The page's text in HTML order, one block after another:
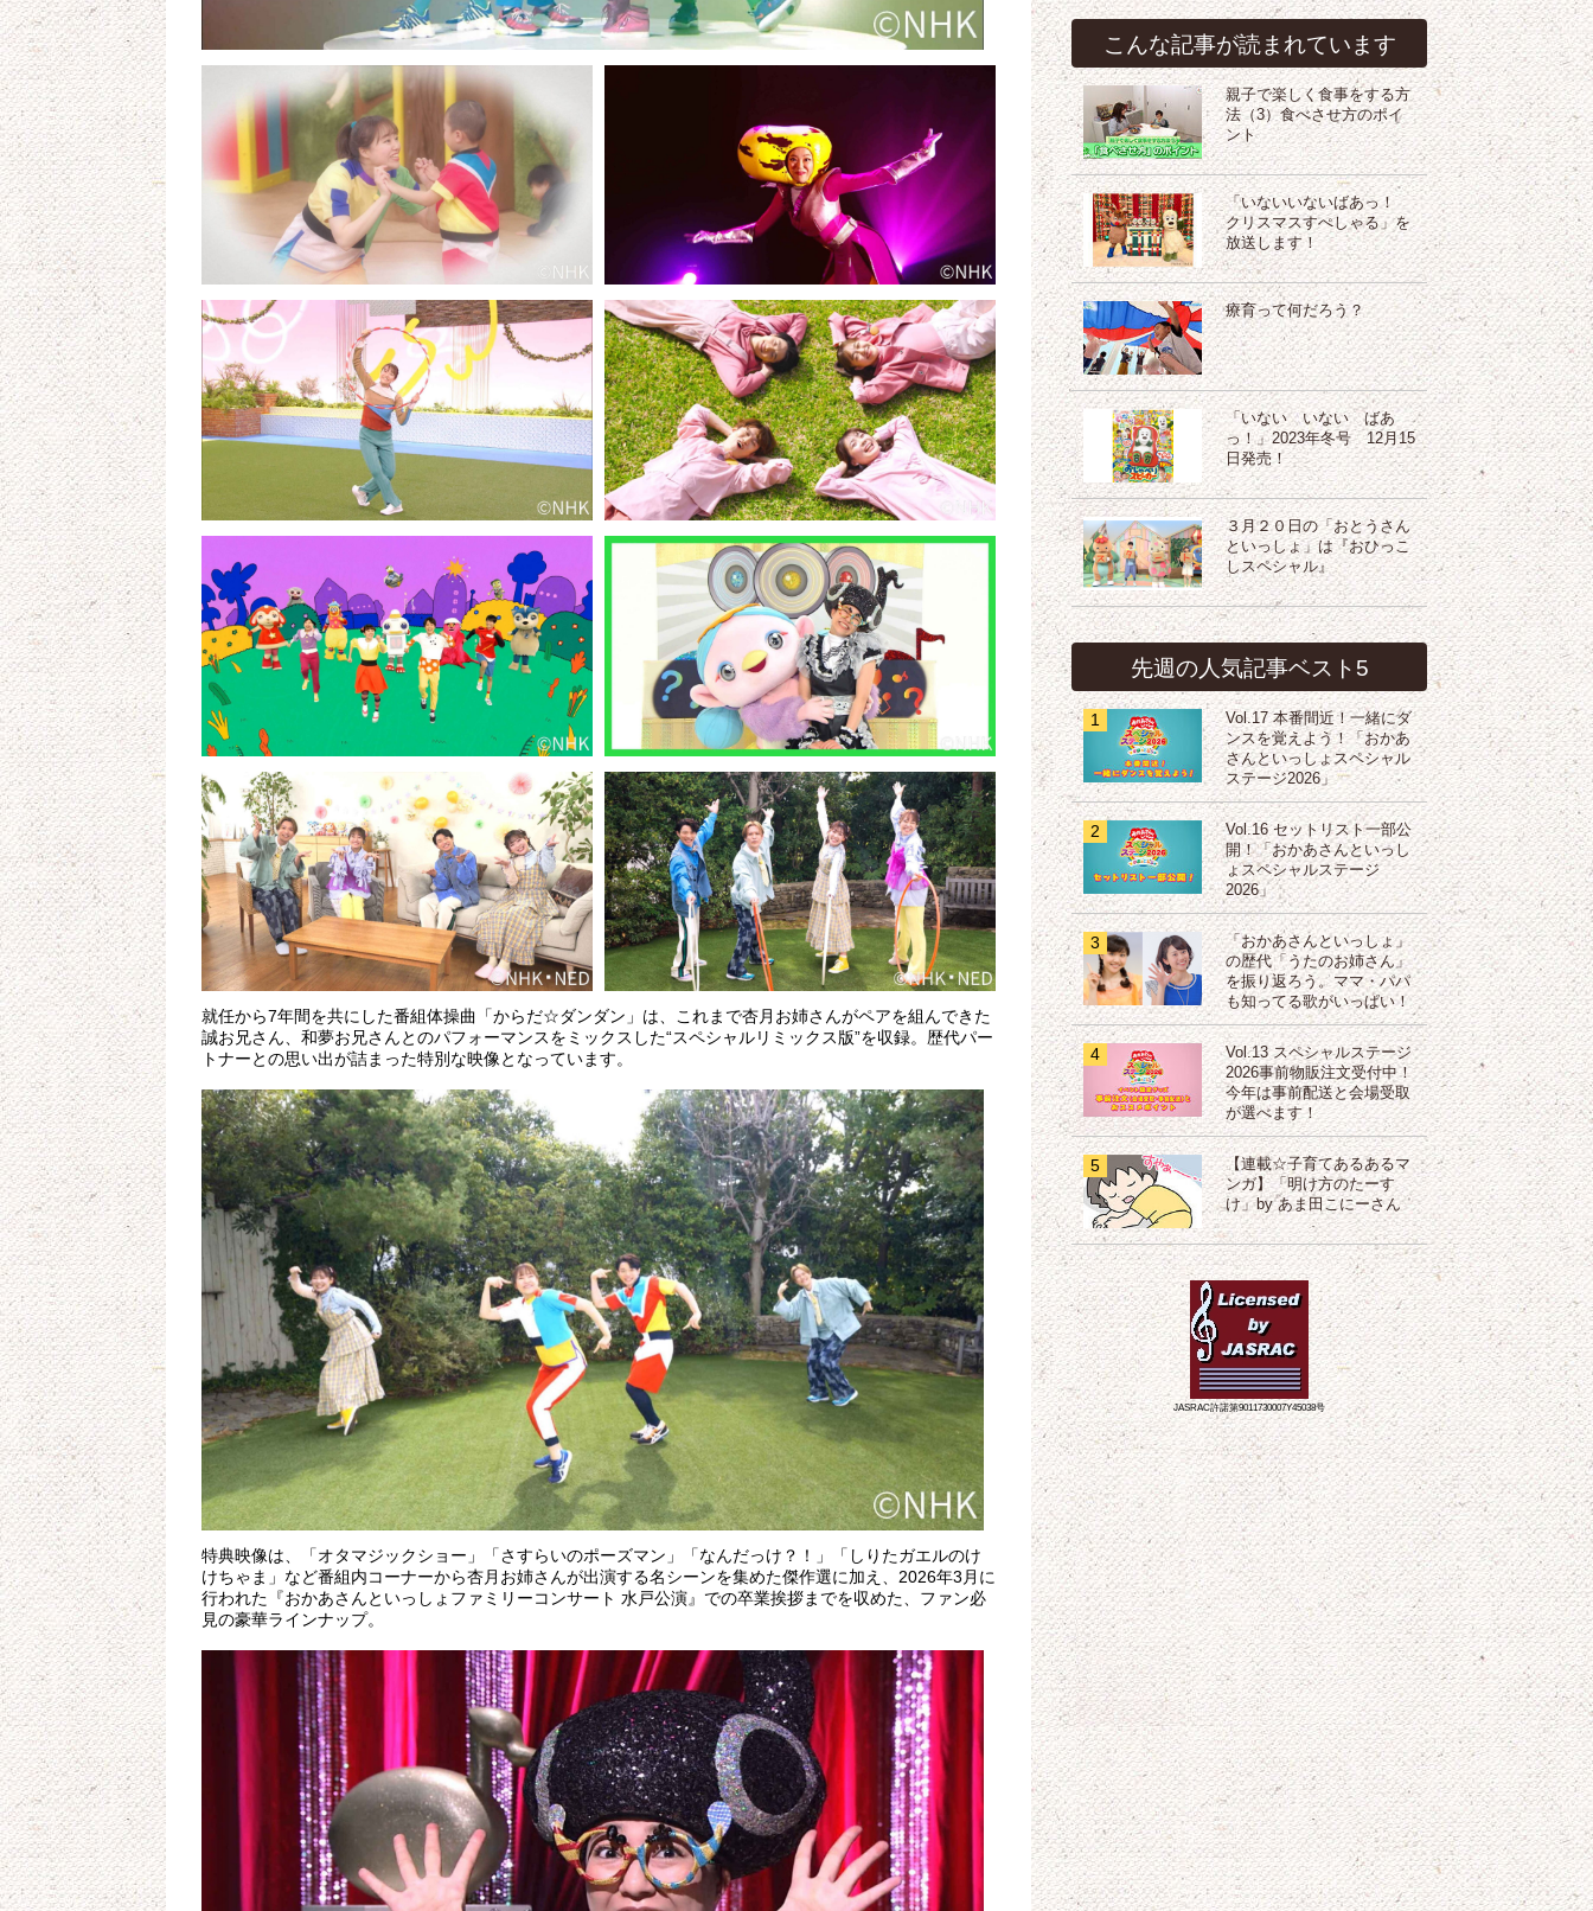
就任から7年間を共にした番組体操曲「からだ☆ダンダン」は、これまで杏月お姉さんがペアを組んできた
誠お兄さん、和夢お兄さんとのパフォーマンスをミックスした“スペシャルリミックス版”を収録。歴代パー
トナーとの思い出が詰まった特別な映像となっています。
特典映像は、「オタマジックショー」「さすらいのポーズマン」「なんだっけ？！」「しりたガエルのけ
けちゃま」など番組内コーナーから杏月お姉さんが出演する名シーンを集めた傑作選に加え、2026年3月に
行われた『おかあさんといっしょファミリーコンサート 水戸公演』での卒業挨拶までを収めた、ファン必
見の豪華ラインナップ。
こんな記事が読まれています
親子で楽しく食事をする方
法（3）食べさせ方のポイ
ント
「いないいないばあっ！
クリスマスすぺしゃる」を
放送します！
療育って何だろう？
「いない いない ばあ
っ！」2023年冬号 12月15
日発売！
３月２０日の「おとうさん
といっしょ」は『おひっこ
しスペシャル』
先週の人気記事ベスト5
1
Vol.17 本番間近！一緒にダ
ンスを覚えよう！「おかあ
さんといっしょスペシャル
ステージ2026」
2
Vol.16 セットリスト一部公
開！「おかあさんといっし
ょスペシャルステージ
2026」
3
「おかあさんといっしょ」
の歴代「うたのお姉さん」
を振り返ろう。ママ・パパ
も知ってる歌がいっぱい！
4
Vol.13 スペシャルステージ
2026事前物販注文受付中！
今年は事前配送と会場受取
が選べます！
5
【連載☆子育てあるあるマ
ンガ】「明け方のたーす
け」by あま田こにーさん
JASRAC許諾第9011730007Y45038号